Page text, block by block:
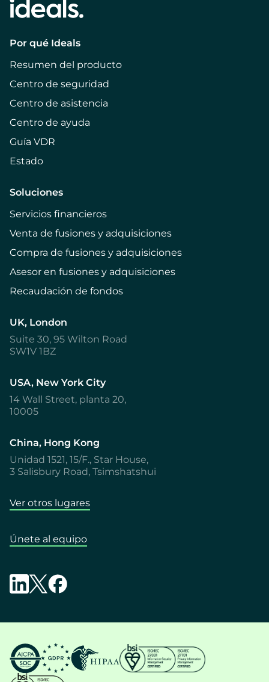
Por qué Ideals
Resumen del producto
Centro de seguridad
Centro de asistencia
Centro de ayuda
Guía VDR
Estado
Soluciones
Servicios financieros
Venta de fusiones y adquisiciones
Compra de fusiones y adquisiciones
Asesor en fusiones y adquisiciones
Recaudación de fondos
UK, London
Suite 30, 95 Wilton Road
SW1V 1BZ
USA, New York City
14 Wall Street, planta 20,
10005
China, Hong Kong
Unidad 1521, 15/F., Star House,
3 Salisbury Road, Tsimshatshui
Ver otros lugares
Únete al equipo